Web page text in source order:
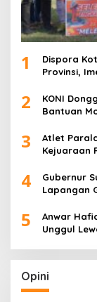
1
Dispora
Provinsi,
2
KONI
Bantuan
3
Atlet
Kejuaraan
4
Gubernur
Lapangan
5
Anwar
Unggul
Opini